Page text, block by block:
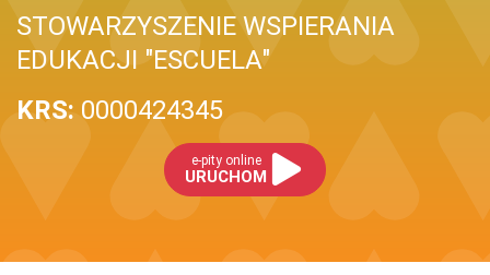
STOWARZYSZENIE WSPIERANIA
EDUKACJI "ESCUELA"
KRS: 0000424345
e-pity online
URUCHOM